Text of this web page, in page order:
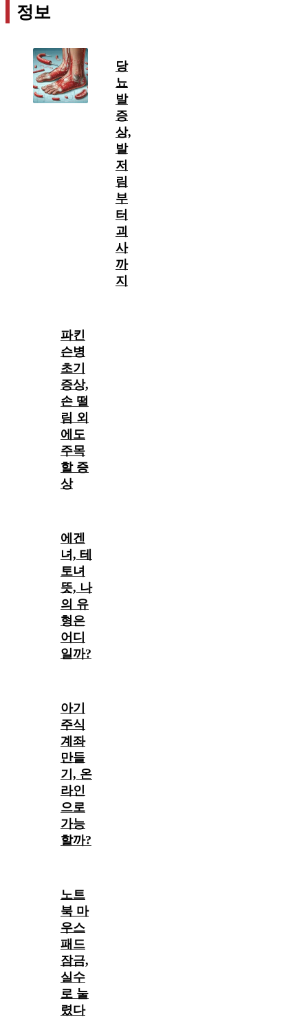
정보
당
뇨
발
증
상,
발
저
림
부
터
괴
사
까
지
파킨
슨병
초기
증상,
손 떨
림 외
에도
주목
할 증
상
에겐
녀, 테
토녀
뜻, 나
의 유
형은
어디
일까?
아기
주식
계좌
만들
기, 온
라인
으로
가능
할까?
노트
북 마
우스
패드
잠금,
실수
로 눌
렸다